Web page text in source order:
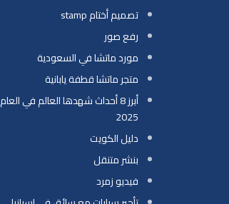
تصميم أختام stamp
رفع صور
مورد ماتشا في السعودية
متجر ماتشا قطفة يابانية
أبرز 8 أحداث شهدها العالم في العام
2025
دليل الكويت
بنشر متنقل
فيديو زمرد